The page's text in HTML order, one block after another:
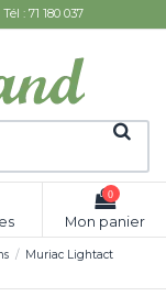
Tél : 71 180 037
0
Mon panier
Muriac Lightact